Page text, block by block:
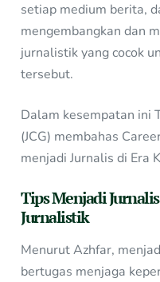
setiap medium berita,
mengembangkan dan
jurnalistik yang cocok
tersebut.
Dalam kesempatan ini
(JCG) membahas
menjadi Jurnalis di Era
Tips Menjadi
Jurnalistik
Menurut Azhfar,
bertugas menjaga